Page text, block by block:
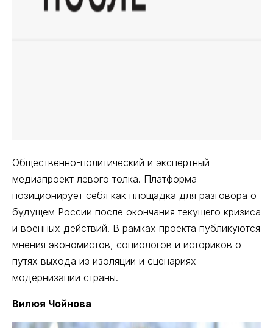
Общественно-политический и экспертный
медиапроект левого толка. Платформа
позиционирует себя как площадка для разговора о
будущем России после окончания текущего кризиса
и военных действий. В рамках проекта публикуются
мнения экономистов, социологов и историков о
путях выхода из изоляции и сценариях
модернизации страны.
Вилюя Чойнова